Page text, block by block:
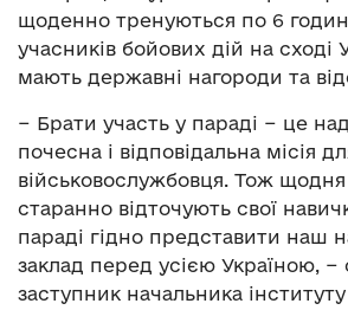
щоденно тренуються по 6
учасників бойових дій на сході
мають державні нагороди та
− Брати участь у параді − це
почесна і відповідальна місія
військовослужбовця. Тож
старанно відточують свої
параді гідно представити наш
заклад перед усією Україною, −
заступник начальника